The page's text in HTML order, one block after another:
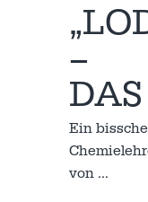
–
Ein
von …